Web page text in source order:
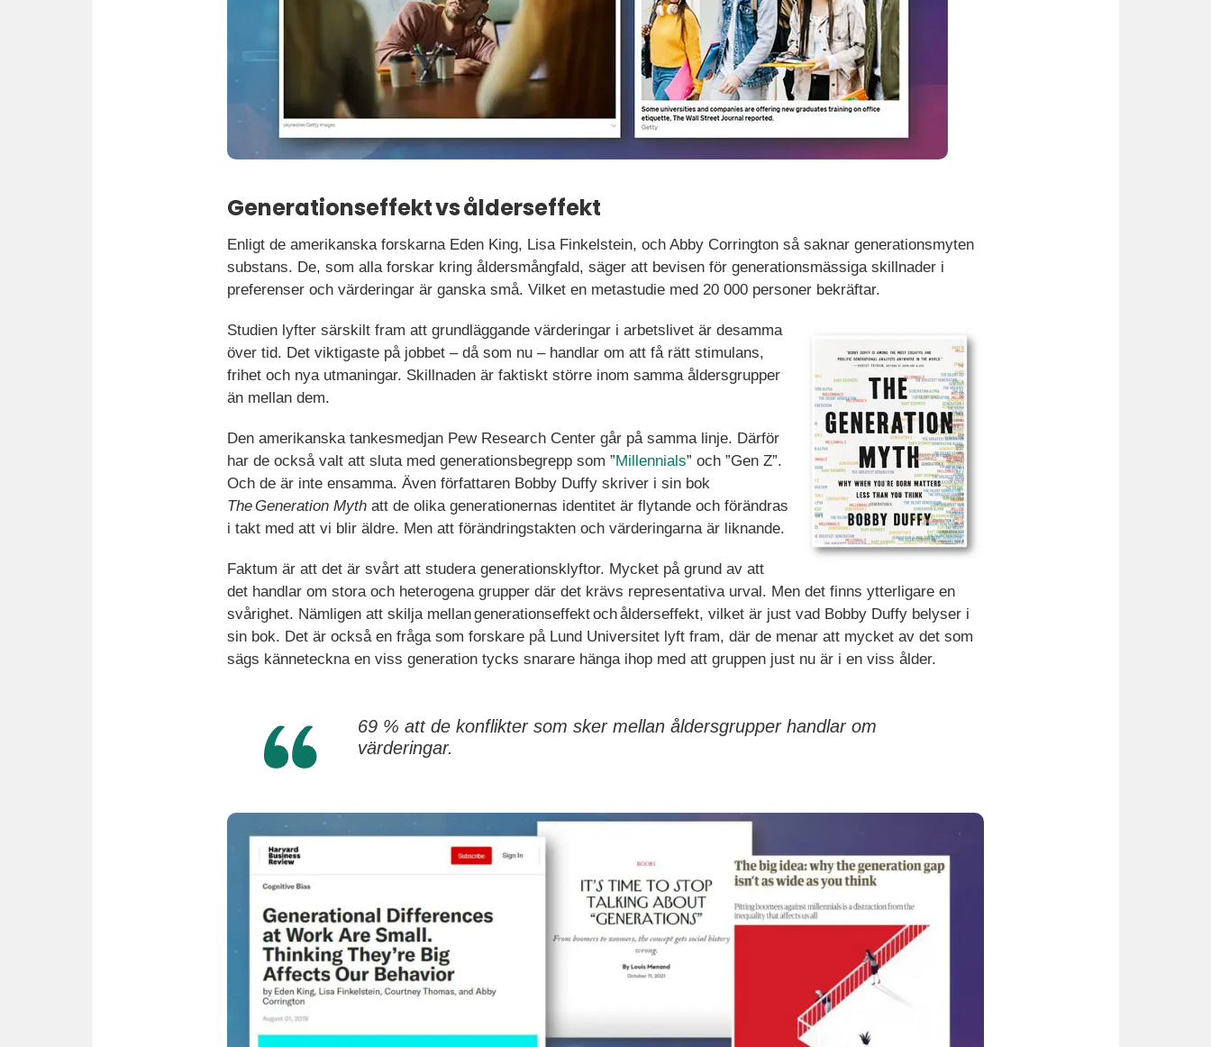
Generationseffekt vs ålderseffekt
Enligt de amerikanska forskarna Eden King, Lisa Finkelstein, och Abby Corrington så saknar generationsmyten
substans. De, som alla forskar kring åldersmångfald, säger att bevisen för generationsmässiga skillnader i
preferenser och värderingar är ganska små. Vilket en metastudie med 20 000 personer bekräftar.
Studien lyfter särskilt fram att grundläggande värderingar i arbetslivet är desamma
över tid. Det viktigaste på jobbet – då som nu – handlar om att få rätt stimulans,
frihet och nya utmaningar. Skillnaden är faktiskt större inom samma åldersgrupper
än mellan dem.
Den amerikanska tankesmedjan Pew Research Center går på samma linje. Därför
har de också valt att sluta med generationsbegrepp som ”Millennials” och ”Gen Z”.
Och de är inte ensamma. Även författaren Bobby Duffy skriver i sin bok
The Generation Myth att de olika generationernas identitet är flytande och förändras
i takt med att vi blir äldre. Men att förändringstakten och värderingarna är liknande.
Faktum är att det är svårt att studera generationsklyftor. Mycket på grund av att
det handlar om stora och heterogena grupper där det krävs representativa urval. Men det finns ytterligare en
svårighet. Nämligen att skilja mellan generationseffekt och ålderseffekt, vilket är just vad Bobby Duffy belyser i
sin bok. Det är också en fråga som forskare på Lund Universitet lyft fram, där de menar att mycket av det som
sägs känneteckna en viss generation tycks snarare hänga ihop med att gruppen just nu är i en viss ålder.
69 % att de konflikter som sker mellan åldersgrupper handlar om
värderingar.